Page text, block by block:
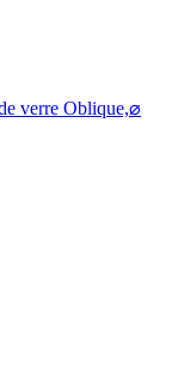
verre Oblique,⌀